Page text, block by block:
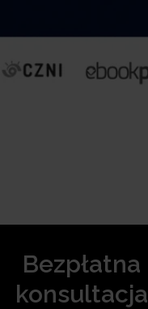
Bezpłatna
konsultacja